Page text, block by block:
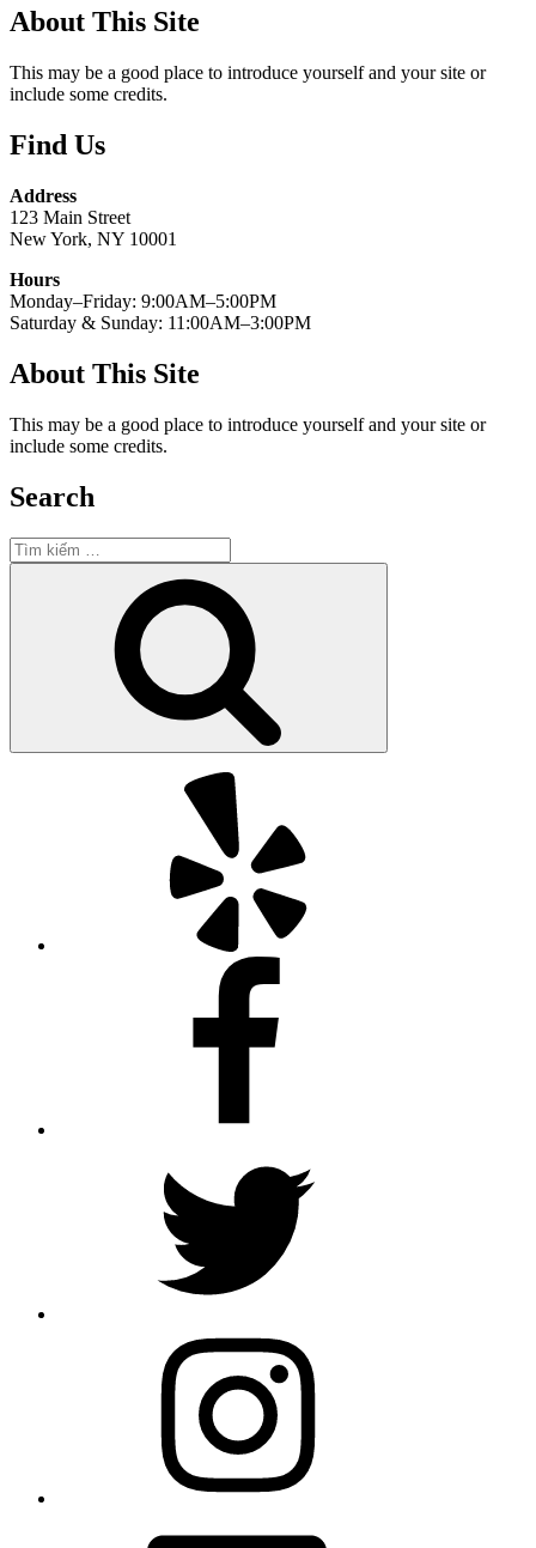
About This Site
This may be a good place to introduce yourself and your site or
include some credits.
Find Us
Address
123 Main Street
New York, NY 10001
Hours
Monday–Friday: 9:00AM–5:00PM
Saturday & Sunday: 11:00AM–3:00PM
About This Site
This may be a good place to introduce yourself and your site or
include some credits.
Search
Tìm
kiếm: